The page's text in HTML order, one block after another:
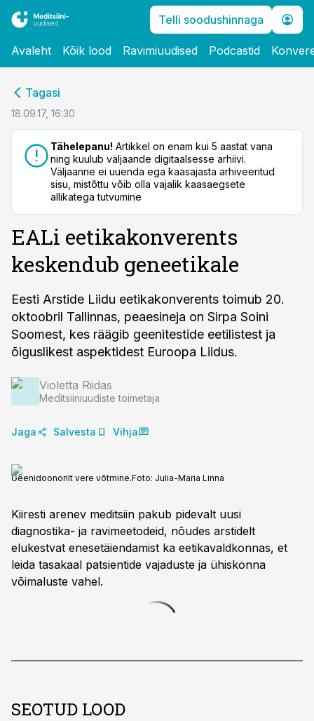
Telli soodushinnaga
Avaleht Kõik lood Ravimiuudised Podcastid
Tagasi
18.09.17, 16:30
Tähelepanu! Artikkel on enam kui 5 aastat vana
ning kuulub väljaande digitaalsesse arhiivi.
Väljaanne ei uuenda ega kaasajasta arhiveeritud
sisu, mistõttu võib olla vajalik kaasaegsete
allikatega tutvumine
EALi eetikakonverents
keskendub geneetikale
Eesti Arstide Liidu eetikakonverents toimub 20.
oktoobril Tallinnas, peaesineja on Sirpa Soini
Soomest, kes räägib geenitestide eetilistest ja
õiguslikest aspektidest Euroopa Liidus.
Violetta Riidas
Meditsiiniuudiste toimetaja
Jaga Salvesta Vihja
Geenidoonorilt vere võtmine.Foto: Julia-Maria Linna
Kiiresti arenev meditsiin pakub pidevalt uusi
diagnostika- ja ravimeetodeid, nõudes arstidelt
elukestvat enesetäiendamist ka eetikavaldkonnas, et
leida tasakaal patsientide vajaduste ja ühiskonna
võimaluste vahel.
SEOTUD LOOD